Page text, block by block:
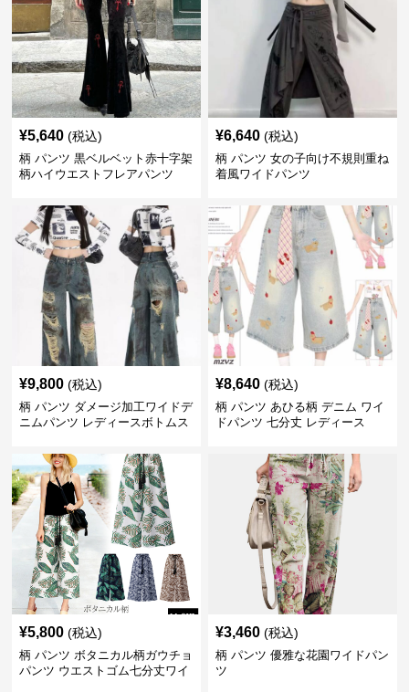
¥5,640 (税込)
柄 パンツ 黒ベルベット赤十字架
柄ハイウエストフレアパンツ
¥6,640 (税込)
柄 パンツ 女の子向け不規則重ね
着風ワイドパンツ
¥9,800 (税込)
柄 パンツ ダメージ加工ワイドデ
ニムパンツ レディースボトムス
¥8,640 (税込)
柄 パンツ あひる柄 デニム ワイ
ドパンツ 七分丈 レディース
¥5,800 (税込)
柄 パンツ ボタニカル柄ガウチョ
パンツ ウエストゴム七分丈ワイ
¥3,460 (税込)
柄 パンツ 優雅な花園ワイドパン
ツ